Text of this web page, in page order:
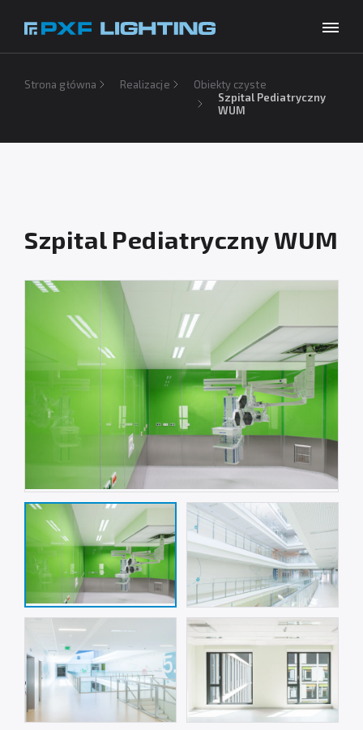
Strona główna Realizacje
Obiekty czyste
Szpital Pediatryczny
WUM
Szpital Pediatryczny WUM